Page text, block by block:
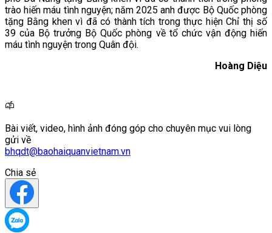
trào hiến máu tình nguyện; năm 2025 anh được Bộ Quốc phòng
tặng Bằng khen vì đã có thành tích trong thực hiện Chỉ thị số
39 của Bộ trưởng Bộ Quốc phòng về tổ chức vận động hiến
máu tình nguyện trong Quân đội.
Hoàng Diệu
Bài viết, video, hình ảnh đóng góp cho chuyên mục vui lòng
gửi về
bhqdt@baohaiquanvietnam.vn
Chia sẻ